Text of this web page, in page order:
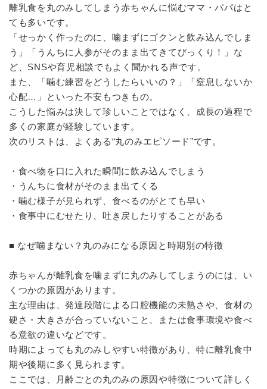
離乳食を丸のみしてしまう赤ちゃんに悩むママ・パパはと
ても多いです。
「せっかく作ったのに、噛まずにゴクンと飲み込んでしま
う」「うんちに人参がそのまま出てきてびっくり！」な
ど、SNSや育児相談でもよく聞かれる声です。
また、「噛む練習をどうしたらいいの？」「窒息しないか
心配…」といった不安もつきもの。
こうした悩みは決して珍しいことではなく、成長の過程で
多くの家庭が経験しています。
次のリストは、よくある“丸のみエピソード”です。
・食べ物を口に入れた瞬間に飲み込んでしまう
・うんちに食材がそのまま出てくる
・噛む様子が見られず、食べるのがとても早い
・食事中にむせたり、吐き戻したりすることがある
■ なぜ噛まない？丸のみになる原因と時期別の特徴
赤ちゃんが離乳食を噛まずに丸のみしてしまうのには、い
くつかの原因があります。
主な理由は、発達段階による口腔機能の未熟さや、食材の
硬さ・大きさが合っていないこと、または食事環境や食べ
る意欲の違いなどです。
時期によっても丸のみしやすい特徴があり、特に離乳食中
期や後期に多く見られます。
ここでは、月齢ごとの丸のみの原因や特徴について詳しく